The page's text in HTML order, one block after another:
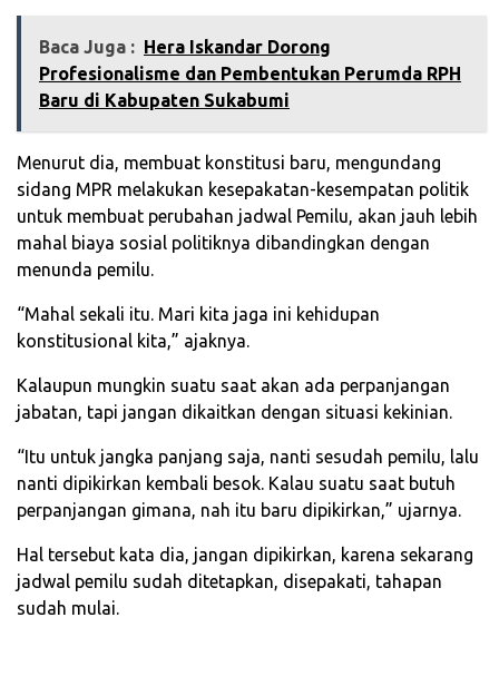
Baca Juga :
‎Hera Iskandar Dorong
Profesionalisme dan Pembentukan Perumda RPH
Baru di Kabupaten Sukabumi
Menurut dia, membuat konstitusi baru, mengundang
sidang MPR melakukan kesepakatan-kesempatan politik
untuk membuat perubahan jadwal Pemilu, akan jauh lebih
mahal biaya sosial politiknya dibandingkan dengan
menunda pemilu.
“Mahal sekali itu. Mari kita jaga ini kehidupan
konstitusional kita,” ajaknya.
Kalaupun mungkin suatu saat akan ada perpanjangan
jabatan, tapi jangan dikaitkan dengan situasi kekinian.
“Itu untuk jangka panjang saja, nanti sesudah pemilu, lalu
nanti dipikirkan kembali besok. Kalau suatu saat butuh
perpanjangan gimana, nah itu baru dipikirkan,” ujarnya.
Hal tersebut kata dia, jangan dipikirkan, karena sekarang
jadwal pemilu sudah ditetapkan, disepakati, tahapan
sudah mulai.